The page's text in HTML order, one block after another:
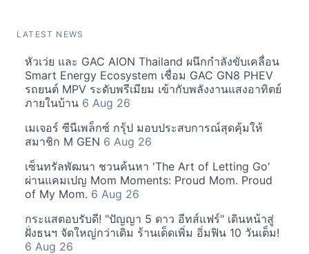
LATEST NEWS
หัวเว่ย และ GAC AION Thailand ผนึกกำลังขับเคลื่อน
Smart Energy Ecosystem เชื่อม GAC GN8 PHEV
รถยนต์ MPV ระดับพรีเมียม เข้ากับพลังงานแสงอาทิตย์
ภายในบ้าน 6 Aug 26
เมเจอร์ ซีนีเพล็กซ์ กรุ้ป มอบประสบการณ์สุดคุ้มให้
สมาชิก M GEN 6 Aug 26
เซ็นทรัลพัฒนา ชวนค้นหา 'The Art of Letting Go'
ผ่านแคมเปญ Mom Moments: Proud Mom. Proud
of My Mom. 6 Aug 26
กระแสตอบรับดี! "ปัญญา 5 ดาว อีทส์แฟร์" เดินหน้าสู่
ฝั่งธนฯ จัดใหญ่กว่าเดิม ร้านเด็ดเพิ่ม อิ่มฟิน 10 วันเต็ม!
6 Aug 26